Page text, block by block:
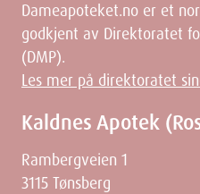
Dameapoteket.no er et
godkjent av Direktoratet
(DMP).
Les mer på direktoratet
Kaldnes Apotek
Rambergveien 1
3115 Tønsberg